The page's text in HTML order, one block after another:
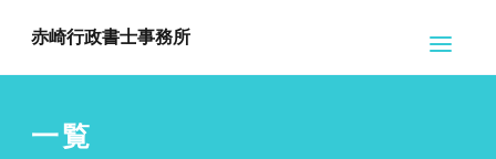
赤崎行政書士事務所
一覧